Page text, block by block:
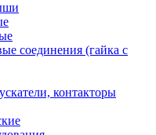
соединения (гайка с
контакторы